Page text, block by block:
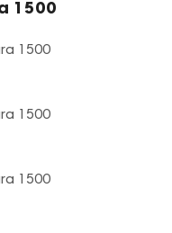
1500
1500
1500
1500